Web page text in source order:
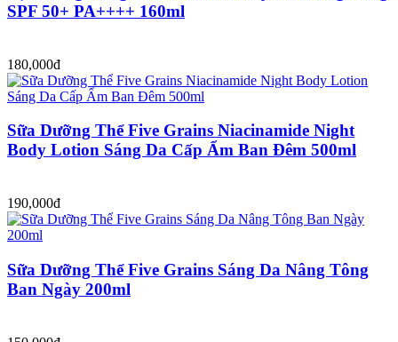
SPF 50+ PA++++ 160ml
180,000đ
Sữa Dưỡng Thể Five Grains Niacinamide Night
Body Lotion Sáng Da Cấp Ẩm Ban Đêm 500ml
190,000đ
Sữa Dưỡng Thể Five Grains Sáng Da Nâng Tông
Ban Ngày 200ml